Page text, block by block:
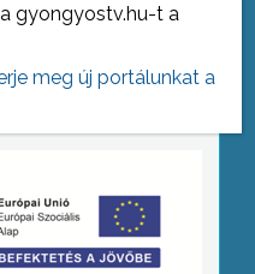
gyongyostv.hu-t a
meg új portálunkat a